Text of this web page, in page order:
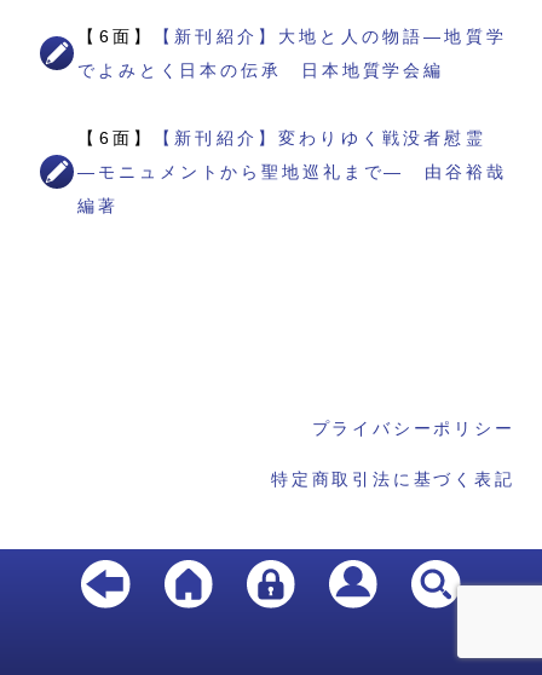
【6面】
【新刊紹介】大地と人の物語―地質学
でよみとく日本の伝承 日本地質学会編
【6面】
【新刊紹介】変わりゆく戦没者慰霊
―モニュメントから聖地巡礼まで― 由谷裕哉
編著
プライバシーポリシー
特定商取引法に基づく表記